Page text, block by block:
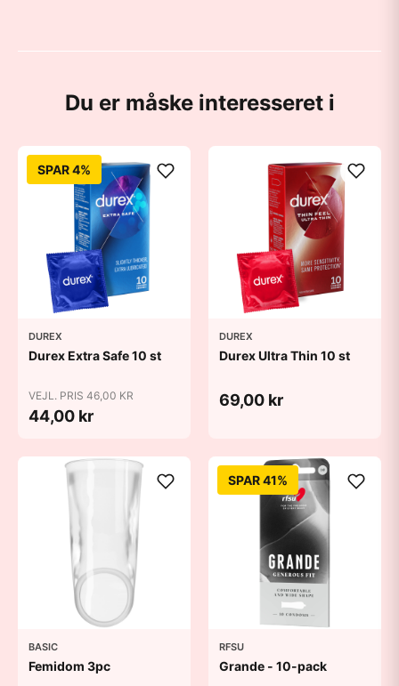
Du er måske interesseret i
SPAR 4%
DUREX
Durex Extra Safe 10 st
VEJL. PRIS 46,00 KR
44,00 kr
DUREX
Durex Ultra Thin 10 st
69,00 kr
BASIC
Femidom 3pc
SPAR 41%
RFSU
Grande - 10-pack